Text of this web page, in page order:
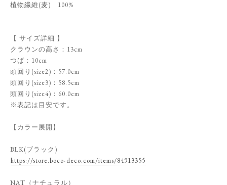
植物繊維(麦) 100%
【 サイズ詳細 】
クラウンの高さ：13cm
つば：10cm
頭回り(size2)：57.0cm
頭回り(size3)：58.5cm
頭回り(size4)：60.0cm
※表記は目安です。
【カラー展開】
BLK(ブラック)
https://store.boco-deco.com/items/84913355
NAT（ナチュラル）